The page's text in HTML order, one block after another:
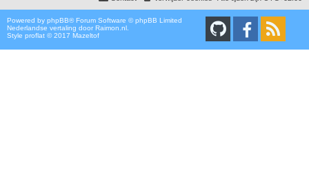
Powered by phpBB® Forum Software © phpBB Limited
Nederlandse vertaling door Raimon.nl
Style proflat © 2017 Mazeltof